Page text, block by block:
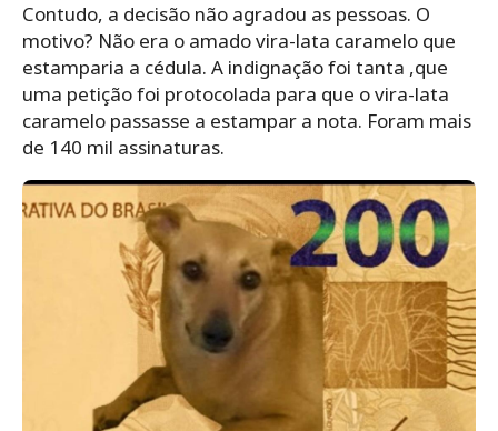
Contudo, a decisão não agradou as pessoas. O
motivo? Não era o amado vira-lata caramelo que
estamparia a cédula. A indignação foi tanta ,que
uma petição foi protocolada para que o vira-lata
caramelo passasse a estampar a nota. Foram mais
de 140 mil assinaturas.